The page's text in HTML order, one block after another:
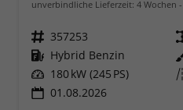
unverbindliche Lieferzeit: 4 Wochen
Fahrzeugnr. 357253
Kraftstoff Hybrid Benzin
Leistung 180 kW (245 PS)
01.08.2026